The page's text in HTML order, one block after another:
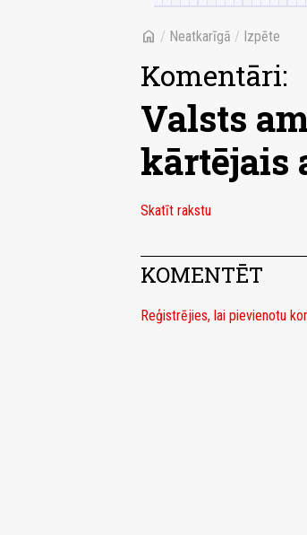
home / Neatkarīgā / Izpēte
Komentāri:
Valsts
kārtējais
Skatīt rakstu
KOMENTĒT
Reģistrējies, lai pievienotu